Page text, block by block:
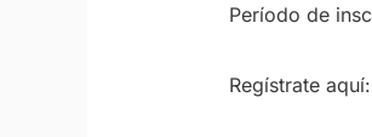
Período de
Regístrate aquí: